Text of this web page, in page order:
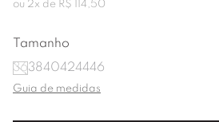
ou 2x de R$ 114 ,50
Tamanho
363840424446
Guia de medidas